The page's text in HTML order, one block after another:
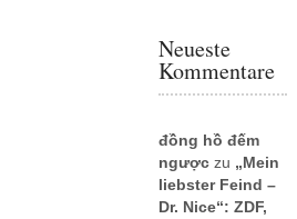
Neueste
Kommentare
đồng hồ đếm
ngượczu „Mein
liebster Feind –
Dr. Nice“: ZDF,